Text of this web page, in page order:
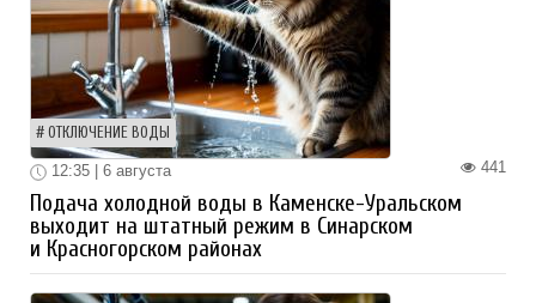
ОТКЛЮЧЕНИЕ ВОДЫ
441
12:35 | 6 августа
Подача холодной воды в Каменске-Уральском
выходит на штатный режим в Синарском
и Красногорском районах